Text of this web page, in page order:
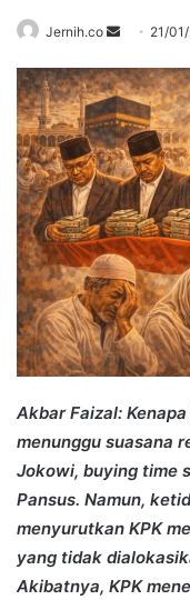
Jernih.co
Send
email
21/
Akbar Faizal:
menunggu suasana
Jokowi, buying time
Pansus. Namun,
menyurutkan KPK
yang tidak
Akibatnya, KPK